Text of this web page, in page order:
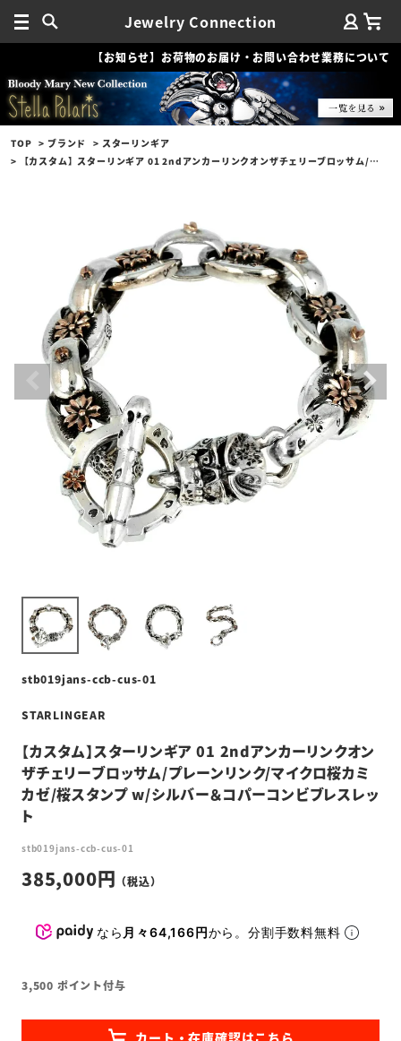
Jewelry Connection
【お知らせ】お荷物のお届け・お問い合わせ業務について
TOP ブランド
スターリンギア
【カスタム】スターリンギア 01 2ndアンカーリンクオンザチェリーブロッサム/プレーンリンク/マイクロ桜カミカゼ/桜スタンプ w/シルバー＆コパーコンビブレスレット
stb019jans-ccb-cus-01
STARLINGEAR
【カスタム】スターリンギア 01 2ndアンカーリンクオン
ザチェリーブロッサム/プレーンリンク/マイクロ桜カミ
カゼ/桜スタンプ w/シルバー＆コパーコンビブレスレッ
ト
stb019jans-ccb-cus-01
385,000
なら 月々64,166円から。分割手数料無料
3,500 ポイント付与